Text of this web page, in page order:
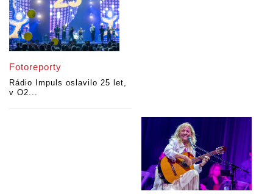
Fotoreporty
Rádio Impuls oslavilo 25 let,
v O2...